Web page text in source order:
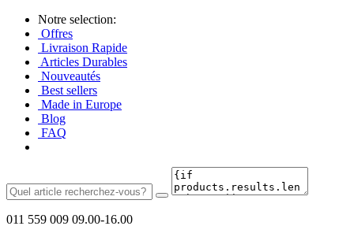
Notre selection:
Offres
Livraison Rapide
Articles Durables
Nouveautés
Best sellers
Made in Europe
Blog
FAQ
011 559 009 09.00-16.00